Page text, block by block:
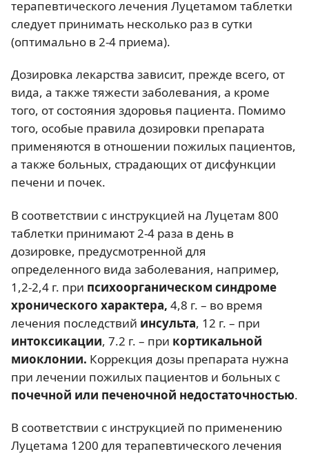
терапевтического лечения Луцетамом таблетки
следует принимать несколько раз в сутки
(оптимально в 2-4 приема).
Дозировка лекарства зависит, прежде всего, от
вида, а также тяжести заболевания, а кроме
того, от состояния здоровья пациента. Помимо
того, особые правила дозировки препарата
применяются в отношении пожилых пациентов,
а также больных, страдающих от дисфункции
печени и почек.
В соответствии с инструкцией на Луцетам 800
таблетки принимают 2-4 раза в день в
дозировке, предусмотренной для
определенного вида заболевания, например,
1,2-2,4 г. при психоорганическом синдроме
хронического характера, 4,8 г. – во время
лечения последствий инсульта, 12 г. – при
интоксикации, 7.2 г. – при кортикальной
миоклонии. Коррекция дозы препарата нужна
при лечении пожилых пациентов и больных с
почечной или печеночной недостаточностью.
В соответствии с инструкцией по применению
Луцетама 1200 для терапевтического лечения